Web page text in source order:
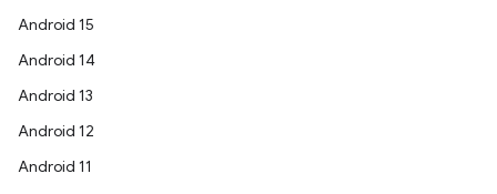
Android 15
Android 14
Android 13
Android 12
Android 11